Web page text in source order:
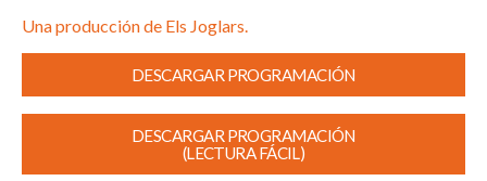
Una producción de Els Joglars.
DESCARGAR PROGRAMACIÓN
DESCARGAR PROGRAMACIÓN
(LECTURA FÁCIL)